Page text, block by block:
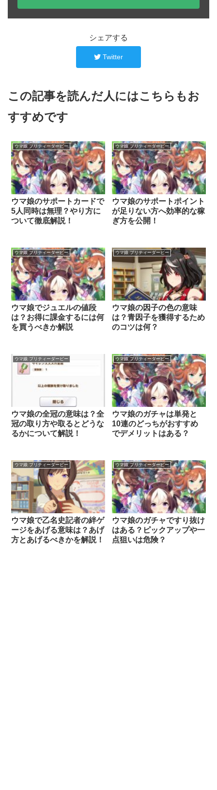
シェアする
Twitter
この記事を読んだ人にはこちらもお
すすめです
ウマ娘 プリティーダービー
ウマ娘のサポートカードで
5人同時は無理？やり方に
ついて徹底解説！
ウマ娘 プリティーダービー
ウマ娘のサポートポイント
が足りない方へ効率的な稼
ぎ方を公開！
ウマ娘 プリティーダービー
ウマ娘でジュエルの値段
は？お得に課金するには何
を買うべきか解説
ウマ娘 プリティーダービー
ウマ娘の因子の色の意味
は？青因子を獲得するため
のコツは何？
ウマ娘 プリティーダービー
ウマ娘の全冠の意味は？全
冠の取り方や取るとどうな
るかについて解説！
ウマ娘 プリティーダービー
ウマ娘のガチャは単発と
10連のどっちがおすすめ
でデメリットはある？
ウマ娘 プリティーダービー
ウマ娘で乙名史記者の絆ゲ
ージをあげる意味は？あげ
方とあげるべきかを解説！
ウマ娘 プリティーダービー
ウマ娘のガチャですり抜け
はある？ピックアップや一
点狙いは危険？